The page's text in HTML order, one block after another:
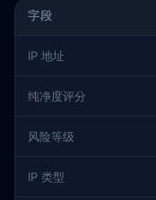
字段
IP 地址
纯净度评分
风险等级
IP 类型